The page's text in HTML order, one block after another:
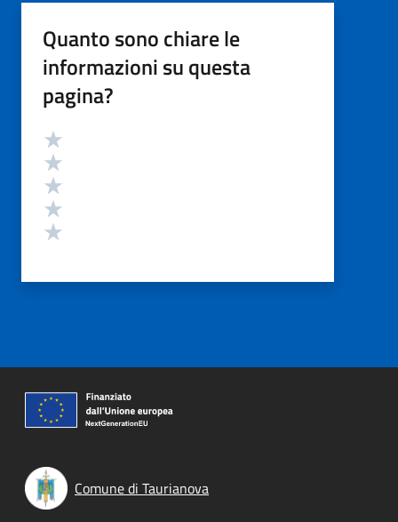
Quanto sono chiare le
informazioni su questa
pagina?
Valutazione
Comune di Taurianova